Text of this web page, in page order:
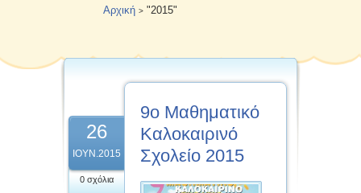
Αρχική > "2015"
26
ΙΟΥΝ.2015
0 σχόλια
9ο Μαθηματικό
Καλοκαιρινό
Σχολείο 2015